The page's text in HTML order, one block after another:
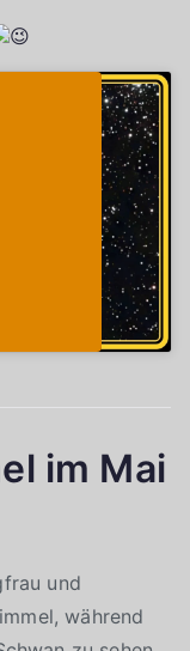
im Mai
und
während